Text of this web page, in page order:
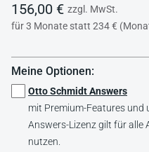
156,00 € zzgl. MwSt.
für 3 Monate statt 234 €
Meine Optionen:
Otto Schmidt Answers
mit Premium-Features und
Answers-Lizenz gilt für alle
nutzen.